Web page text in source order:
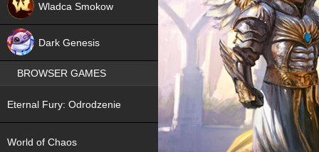
Wladca Smokow
Dark Genesis
BROWSER GAMES
Eternal Fury: Odrodzenie
World of Chaos
NEW